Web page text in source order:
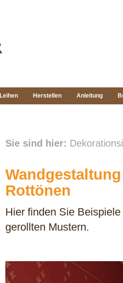
Leihen Herstellen Anleitung
Sie sind hier:
Rottönen
Hier finden Sie
gerollten Mustern.